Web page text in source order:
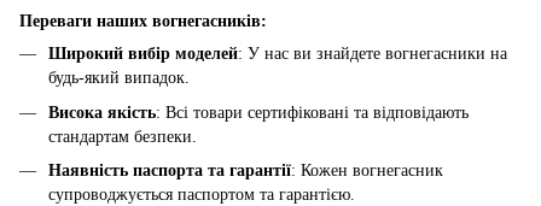
Переваги наших вогнегасників:
Широкий вибір моделей: У нас ви знайдете вогнегасники на
будь-який випадок.
Висока якість: Всі товари сертифіковані та відповідають
стандартам безпеки.
Наявність паспорта та гарантії: Кожен вогнегасник
супроводжується паспортом та гарантією.